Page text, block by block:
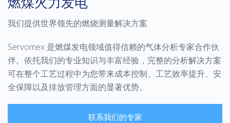
我们提供世界领先的燃烧测量解决方案
Servomex 是燃煤发电领域值得信赖的气体分析专家合作伙
伴。依托我们的专业知识与丰富经验，完整的分析解决方案
可在整个工艺过程中为您带来成本控制、工艺效率提升、安
全保障以及排放管理方面的显著优势。
联系我们的专家